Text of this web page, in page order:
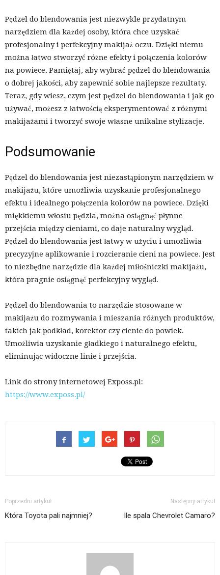
Pędzel do blendowania jest niezwykle przydatnym
narzędziem dla każdej osoby, która chce uzyskać
profesjonalny i perfekcyjny makijaż oczu. Dzięki niemu
można łatwo stworzyć różne efekty i połączenia kolorów
na powiece. Pamiętaj, aby wybrać pędzel do blendowania
o dobrej jakości, aby zapewnić sobie najlepsze rezultaty.
Teraz, gdy wiesz, czym jest pędzel do blendowania i jak go
używać, możesz z łatwością eksperymentować z różnymi
makijażami i tworzyć swoje własne unikalne stylizacje.
Podsumowanie
Pędzel do blendowania jest niezastąpionym narzędziem w
makijażu, które umożliwia uzyskanie profesjonalnego
efektu i idealnego połączenia kolorów na powiece. Dzięki
miękkiemu włosiu pędzla, można osiągnąć płynne
przejścia między cieniami, co daje naturalny wygląd.
Pędzel do blendowania jest łatwy w użyciu i umożliwia
precyzyjne aplikowanie i rozcieranie cieni na powiece. Jest
to niezbędne narzędzie dla każdej miłośniczki makijażu,
która pragnie osiągnąć perfekcyjny wygląd.
Pędzel do blendowania to narzędzie stosowane w
makijażu do rozmywania i mieszania różnych produktów,
takich jak podkład, korektor czy cienie do powiek.
Umożliwia uzyskanie gładkiego i naturalnego efektu,
eliminując widoczne linie i przejścia.
Link do strony internetowej Exposs.pl:
https://www.exposs.pl/
Poprzedni artykuł
Która Toyota pali najmniej?
Następny artykuł
Ile spala Chevrolet Camaro?